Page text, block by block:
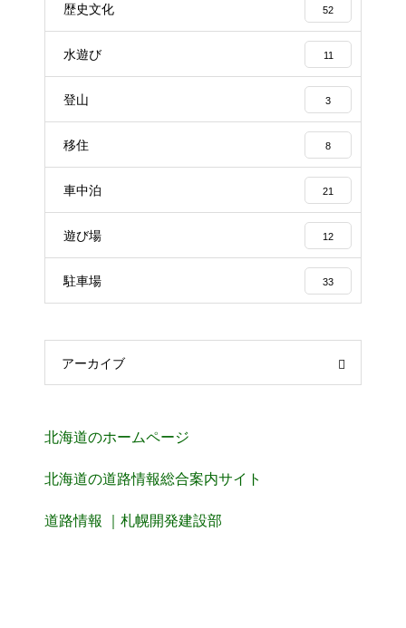
歴史文化 52
水遊び 11
登山 3
移住 8
車中泊 21
遊び場 12
駐車場 33
アーカイブ
北海道のホームページ
北海道の道路情報総合案内サイト
道路情報 ｜札幌開発建設部